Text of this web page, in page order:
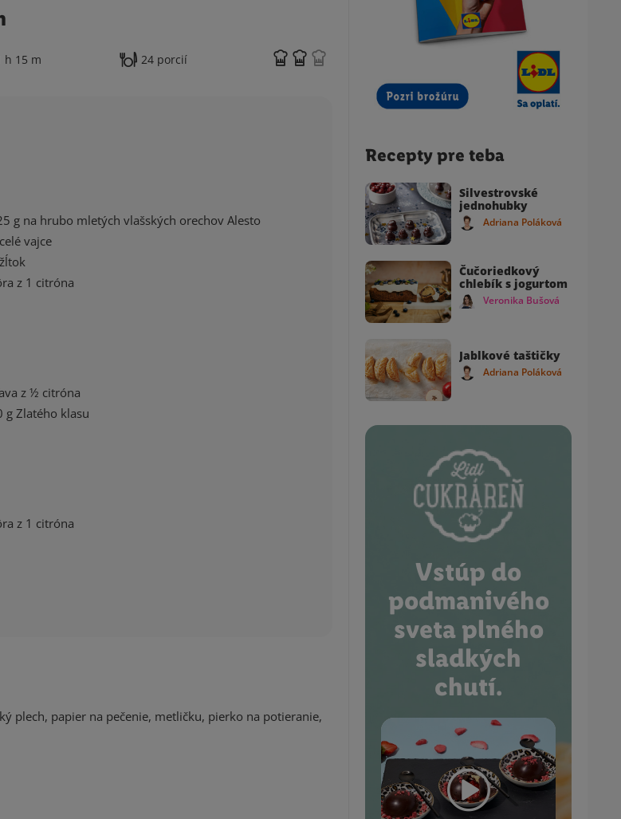
h 15 m 24 porcií
g na hrubo mletých vlašských orechov Alesto
vajce
z 1 citróna
z ½ citróna
g Zlatého klasu
z 1 citróna
plech, papier na pečenie, metličku, pierko na potieranie,
Recepty pre teba
Silvestrovské
jednohubky
Adriana Poláková
Čučoriedkový
chlebík s jogurtom
Veronika Bušová
Jablkové taštičky
Adriana Poláková
Vstúp do
podmanivého
sveta plného
sladkých
chutí.